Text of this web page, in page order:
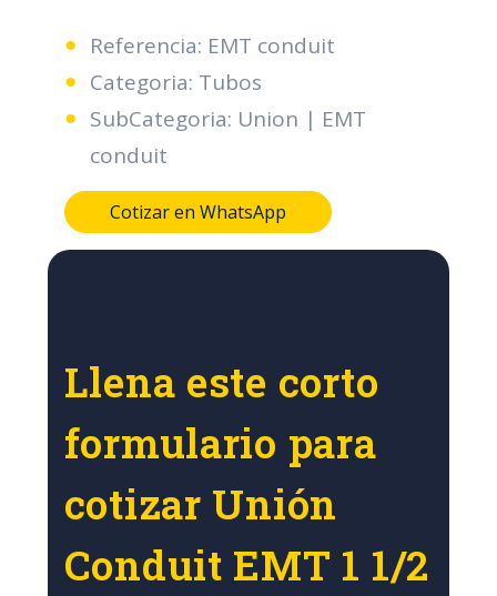
Referencia: EMT conduit
Categoria: Tubos
SubCategoria: Union | EMT
conduit
Cotizar en WhatsApp
Llena este corto
formulario para
cotizar Unión
Conduit EMT 1 1/2